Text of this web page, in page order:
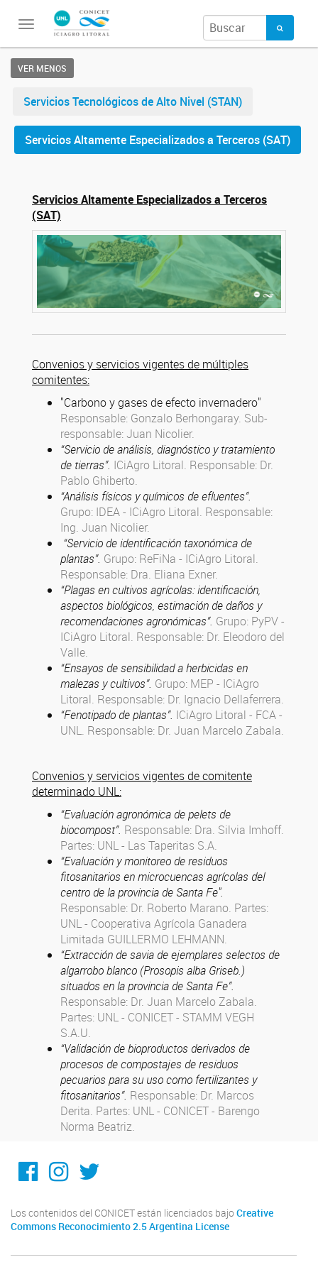
Toggle
VER MENOS
Servicios Tecnológicos de Alto Nivel (STAN)
Servicios Altamente Especializados a Terceros (SAT)
Servicios Altamente Especializados a Terceros
(SAT)
Convenios y servicios vigentes de múltiples
comitentes:
"Carbono y gases de efecto invernadero"
Responsable: Gonzalo Berhongaray. Sub-
responsable: Juan Nicolier.
“Servicio de análisis, diagnóstico y tratamiento
de tierras”. ICiAgro Litoral. Responsable: Dr.
Pablo Ghiberto.
“Análisis físicos y químicos de efluentes”.
Grupo: IDEA - ICiAgro Litoral. Responsable:
Ing. Juan Nicolier.
“Servicio de identificación taxonómica de
plantas”. Grupo: ReFiNa - ICiAgro Litoral.
Responsable: Dra. Eliana Exner.
“Plagas en cultivos agrícolas: identificación,
aspectos biológicos, estimación de daños y
recomendaciones agronómicas”. Grupo: PyPV -
ICiAgro Litoral. Responsable: Dr. Eleodoro del
Valle.
“Ensayos de sensibilidad a herbicidas en
malezas y cultivos”. Grupo: MEP - ICiAgro
Litoral. Responsable: Dr. Ignacio Dellaferrera.
“Fenotipado de plantas”. ICiAgro Litoral - FCA -
UNL. Responsable: Dr. Juan Marcelo Zabala.
Convenios y servicios vigentes de comitente
determinado UNL:
“Evaluación agronómica de pelets de
biocompost”. Responsable: Dra. Silvia Imhoff.
Partes: UNL - Las Taperitas S.A.
“Evaluación y monitoreo de residuos
fitosanitarios en microcuencas agrícolas del
centro de la provincia de Santa Fe".
Responsable: Dr. Roberto Marano. Partes:
UNL - Cooperativa Agrícola Ganadera
Limitada GUILLERMO LEHMANN.
“Extracción de savia de ejemplares selectos de
algarrobo blanco (Prosopis alba Griseb.)
situados en la provincia de Santa Fe”.
Responsable: Dr. Juan Marcelo Zabala.
Partes: UNL - CONICET - STAMM VEGH
S.A.U.
“Validación de bioproductos derivados de
procesos de compostajes de residuos
pecuarios para su uso como fertilizantes y
fitosanitarios”. Responsable: Dr. Marcos
Derita. Partes: UNL - CONICET - Barengo
Norma Beatriz.
@ICiAgroLitoral
@iciagro_litoral
@ICIAGRO_LITORAL
Los contenidos del CONICET están licenciados bajo Creative
Commons Reconocimiento 2.5 Argentina License